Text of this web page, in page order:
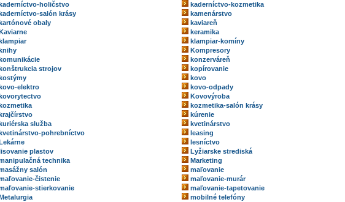
holičstvo
kaderníctvo-kozmetika
salón krásy
kamenárstvo
obaly
kaviareň
keramika
klampiar-komíny
Kompresory
konzerváreň
strojov
kopírovanie
kovo
elektro
kovo-odpady
Kovovýroba
kozmetika-salón krásy
kúrenie
služba
kvetinárstvo
pohrebníctvo
leasing
lesníctvo
plastov
Lyžiarske strediská
technika
Marketing
salón
maľovanie
čistenie
maľovanie-murár
stierkovanie
maľovanie-tapetovanie
mobilné telefóny